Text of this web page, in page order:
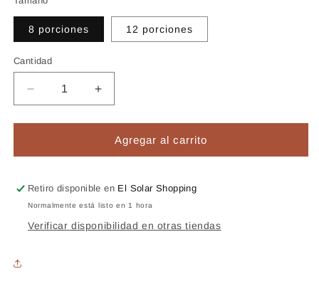
8 porciones 12 porciones
Cantidad
Reducir
cantidad
para
Brown
Aumentar
cantidad
para
Charlie
Brown
Agregar al carrito
Retiro disponible en El Solar Shopping
Normalmente está listo en 1 hora
Verificar disponibilidad en otras tiendas